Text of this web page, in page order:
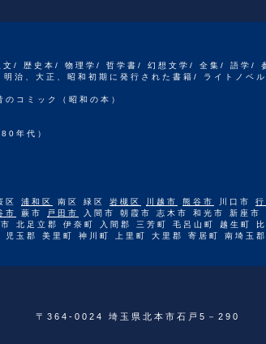
/ 歴史本/ 物理学/ 哲学書/ 幻想文学/ 全集/ 語学/
、大正、昭和初期に発行された書籍/ ライトノベ
コミック（昭和の本）
年代）
区 浦和区 南区 緑区 岩槻区 川越市 熊谷市 川口市
市
蕨市 戸田市 入間市 朝霞市 志木市 和光市 新座市
北足立郡 伊奈町 入間郡 三芳町 毛呂山町 越生町
玉郡 美里町 神川町 上里町 大里郡 寄居町 南埼玉
〒364-0024 埼玉県北本市石戸5－290